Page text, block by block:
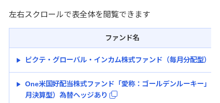
左右スクロールで表全体を閲覧できます
ファンド名
ピクテ・グローバル・インカム株式ファンド（毎月分配型）
One米国好配当株式ファンド「愛称：ゴールデンルーキー」（
月決算型）為替ヘッジあり